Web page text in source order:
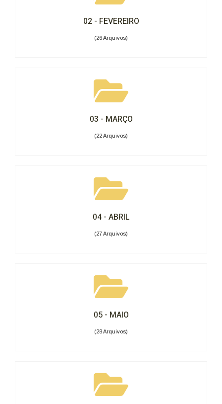
02 - FEVEREIRO
(26 Arquivos)
03 - MARÇO
(22 Arquivos)
04 - ABRIL
(27 Arquivos)
05 - MAIO
(28 Arquivos)